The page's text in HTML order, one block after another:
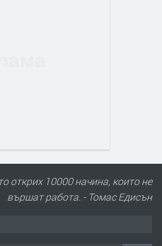
открих 10000 начина, които не
вършат работа. - Томас Едисън